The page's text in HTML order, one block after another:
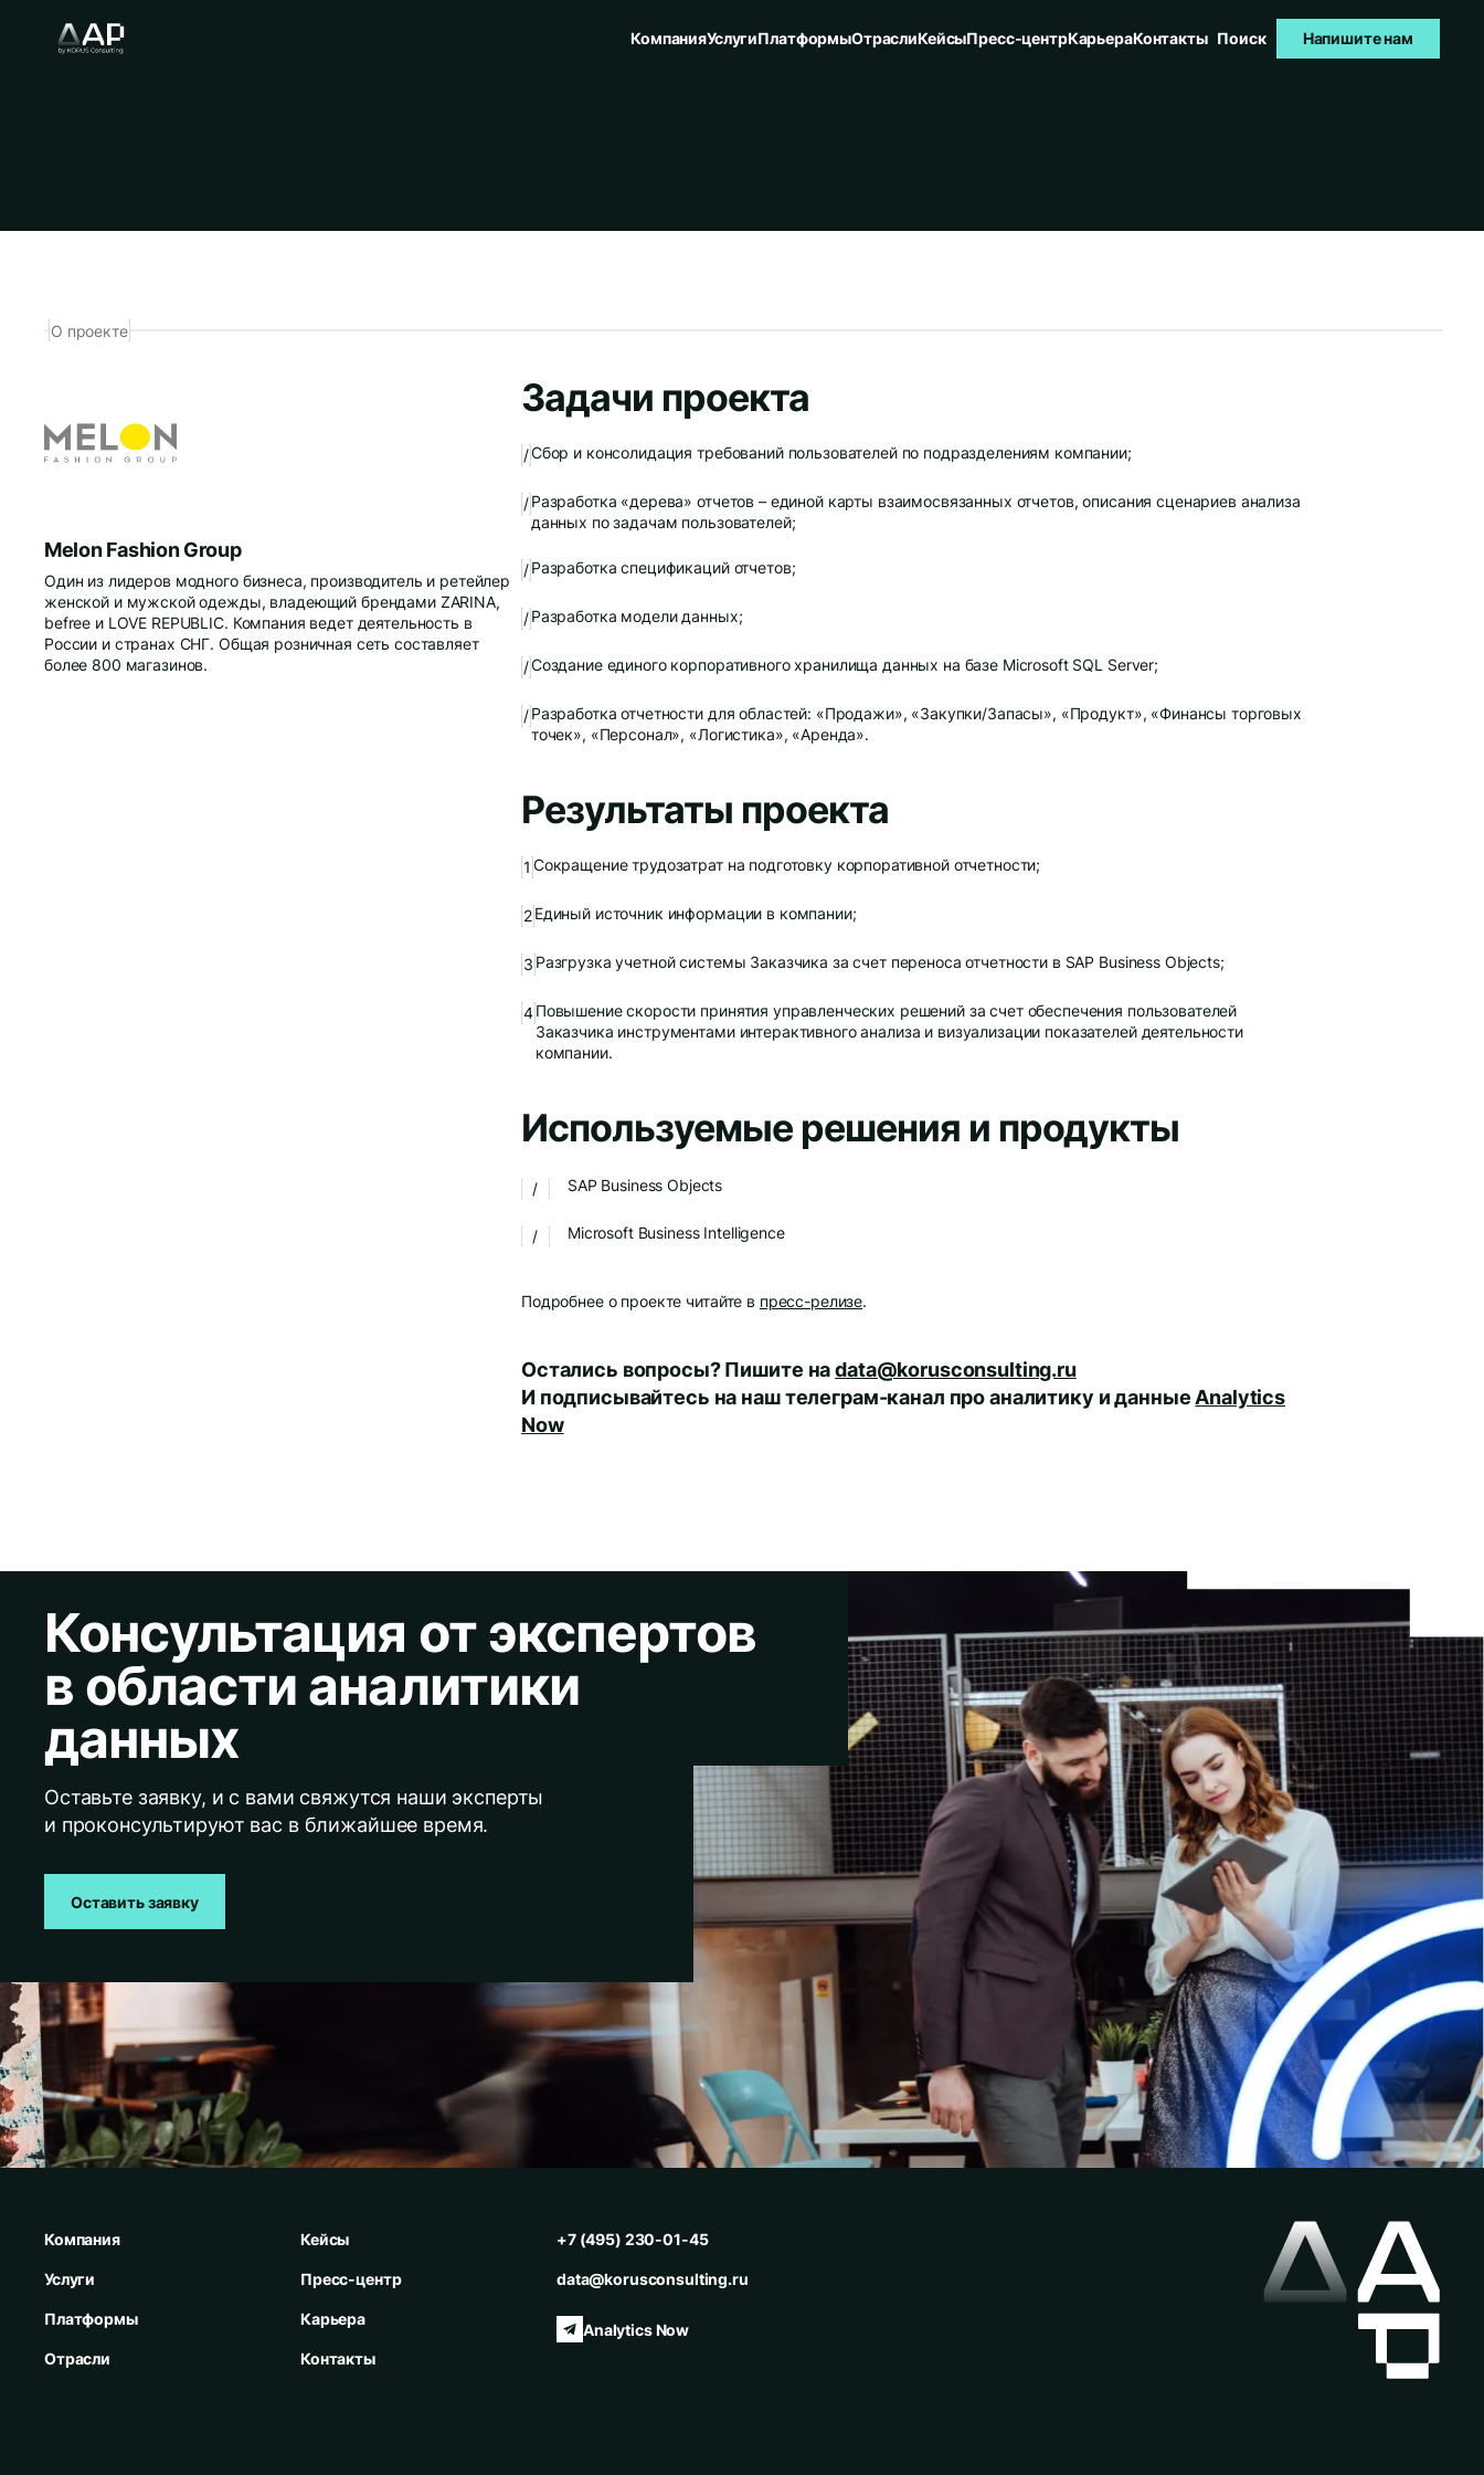
КомпанияУслугиПлатформыОтраслиКейсыПресс-центрКарьераКонтакты Поиск Напишите нам
отчетности
О проекте
Melon Fashion Group
Один из лидеров модного бизнеса, производитель и ретейлер
женской и мужской одежды, владеющий брендами ZARINA,
befree и LOVE REPUBLIC. Компания ведет деятельность в
России и странах СНГ. Общая розничная сеть составляет
более 800 магазинов.
Задачи проекта
/Сбор и консолидация требований пользователей по подразделениям компании;
/Разработка «дерева» отчетов – единой карты взаимосвязанных отчетов, описания сценариев анализа
данных по задачам пользователей;
/Разработка спецификаций отчетов;
/Разработка модели данных;
/Создание единого корпоративного хранилища данных на базе Microsoft SQL Server;
/Разработка отчетности для областей: «Продажи», «Закупки/Запасы», «Продукт», «Финансы торговых
точек», «Персонал», «Логистика», «Аренда».
Результаты проекта
Сокращение трудозатрат на подготовку корпоративной отчетности;
Единый источник информации в компании;
Разгрузка учетной системы Заказчика за счет переноса отчетности в SAP Business Objects;
Повышение скорости принятия управленческих решений за счет обеспечения пользователей
Заказчика инструментами интерактивного анализа и визуализации показателей деятельности
компании.
Используемые решения и продукты
SAP Business Objects
Microsoft Business Intelligence
Подробнее о проекте читайте в пресс-релизе.
Остались вопросы? Пишите наdata@korusconsulting.ru
И подписывайтесь на наш телеграм-канал про аналитику и данные Analytics
Now
Консультация от экспертов
в области аналитики
данных
Оставьте заявку, и с вами свяжутся наши эксперты
и проконсультируют вас в ближайшее время.
Оставить заявку
Компания
Услуги
Платформы
Отрасли
Кейсы
Пресс-центр
Карьера
Контакты
+7 (495) 230-01-45
data@korusconsulting.ru
Analytics Now
Компания
ФИО Должность
Корпоративный E-mail